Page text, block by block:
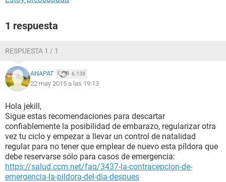
1 respuesta
RESPUESTA 1 / 1
ANAPAT 6.138
22 may 2015 a las 19:13
Hola jekill,
Sigue estas recomendaciones para descartar
confiablemente la posibilidad de embarazo, regularizar otra
vez tu ciclo y empezar a llevar un control de natalidad
regular para no tener que emplear de nuevo esta píldora que
debe reservarse sólo para casos de emergencia:
https://salud.ccm.net/faq/3437-la-contracepcion-de-
emergencia-la-pildora-del-dia-despues